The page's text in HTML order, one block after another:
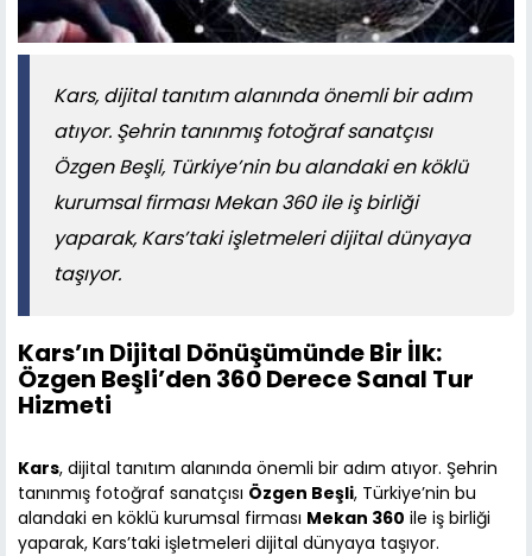
Kars, dijital tanıtım alanında önemli bir adım
atıyor. Şehrin tanınmış fotoğraf sanatçısı
Özgen Beşli, Türkiye’nin bu alandaki en köklü
kurumsal firması Mekan 360 ile iş birliği
yaparak, Kars’taki işletmeleri dijital dünyaya
taşıyor.
Kars’ın Dijital Dönüşümünde Bir İlk:
Özgen Beşli’den 360 Derece Sanal Tur
Hizmeti
Kars, dijital tanıtım alanında önemli bir adım atıyor. Şehrin
tanınmış fotoğraf sanatçısı Özgen Beşli, Türkiye’nin bu
alandaki en köklü kurumsal firması Mekan 360 ile iş birliği
yaparak, Kars’taki işletmeleri dijital dünyaya taşıyor.